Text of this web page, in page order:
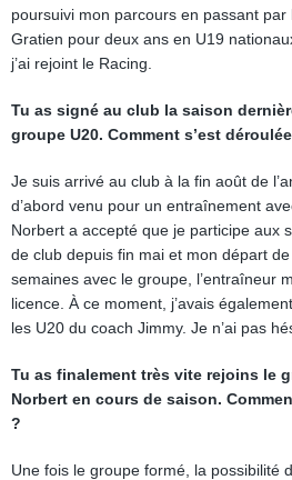
poursuivi mon parcours en passant par
Gratien pour deux ans en U19
j’ai rejoint le Racing.
Tu as signé au club la saison
groupe U20. Comment s’est
Je suis arrivé au club à la fin août de
d’abord venu pour un entraînement
Norbert a accepté que je participe aux
de club depuis fin mai et mon départ de
semaines avec le groupe, l’entraîneur
licence. À ce moment, j’avais
les U20 du coach Jimmy. Je n’ai pas
Tu as finalement très vite rejoins le
Norbert en cours de saison.
?
Une fois le groupe formé, la possibilité